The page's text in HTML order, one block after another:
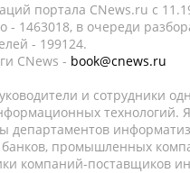
портала CNews.ru c
1463018, в очереди
- 199124.
CNews - book@cnews.ru
и сотрудники
технологий.
департаментов
банков, промышленных
компаний-поставщиков